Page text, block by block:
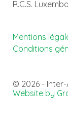
R.C.S.
Mentions
Conditions
© 2026 - Inter-
Website by